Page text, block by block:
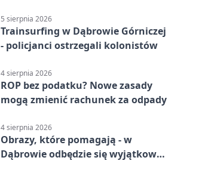
5 sierpnia 2026
Trainsurfing w Dąbrowie Górniczej
- policjanci ostrzegali kolonistów
4 sierpnia 2026
ROP bez podatku? Nowe zasady
mogą zmienić rachunek za odpady
4 sierpnia 2026
Obrazy, które pomagają - w
Dąbrowie odbędzie się wyjątkowa